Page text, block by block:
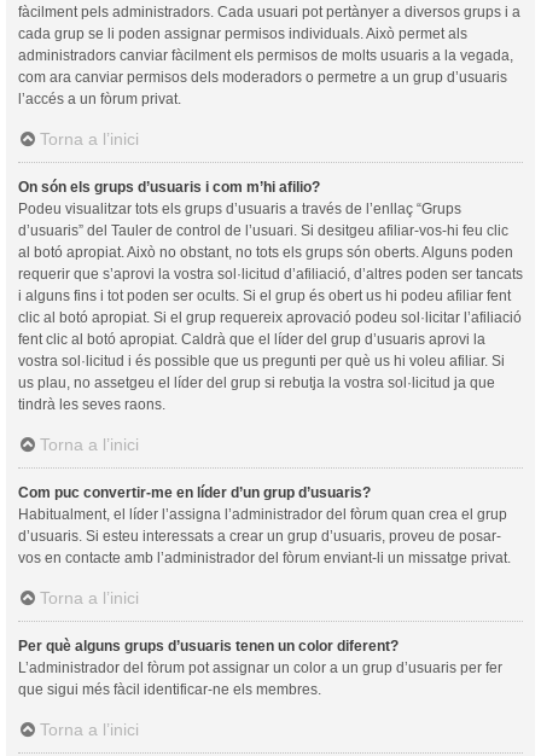
fàcilment pels administradors. Cada usuari pot pertànyer a diversos grups i a
cada grup se li poden assignar permisos individuals. Això permet als
administradors canviar fàcilment els permisos de molts usuaris a la vegada,
com ara canviar permisos dels moderadors o permetre a un grup d’usuaris
l’accés a un fòrum privat.
Torna a l’inici
On són els grups d’usuaris i com m’hi afilio?
Podeu visualitzar tots els grups d’usuaris a través de l’enllaç “Grups
d’usuaris” del Tauler de control de l’usuari. Si desitgeu afiliar-vos-hi feu clic
al botó apropiat. Això no obstant, no tots els grups són oberts. Alguns poden
requerir que s’aprovi la vostra sol·licitud d’afiliació, d’altres poden ser tancats
i alguns fins i tot poden ser ocults. Si el grup és obert us hi podeu afiliar fent
clic al botó apropiat. Si el grup requereix aprovació podeu sol·licitar l’afiliació
fent clic al botó apropiat. Caldrà que el líder del grup d’usuaris aprovi la
vostra sol·licitud i és possible que us pregunti per què us hi voleu afiliar. Si
us plau, no assetgeu el líder del grup si rebutja la vostra sol·licitud ja que
tindrà les seves raons.
Torna a l’inici
Com puc convertir-me en líder d’un grup d’usuaris?
Habitualment, el líder l’assigna l’administrador del fòrum quan crea el grup
d’usuaris. Si esteu interessats a crear un grup d’usuaris, proveu de posar-
vos en contacte amb l’administrador del fòrum enviant-li un missatge privat.
Torna a l’inici
Per què alguns grups d’usuaris tenen un color diferent?
L’administrador del fòrum pot assignar un color a un grup d’usuaris per fer
que sigui més fàcil identificar-ne els membres.
Torna a l’inici